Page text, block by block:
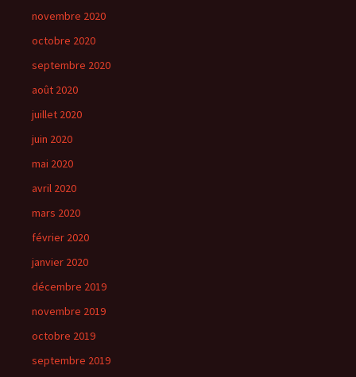
novembre 2020
octobre 2020
septembre 2020
août 2020
juillet 2020
juin 2020
mai 2020
avril 2020
mars 2020
février 2020
janvier 2020
décembre 2019
novembre 2019
octobre 2019
septembre 2019